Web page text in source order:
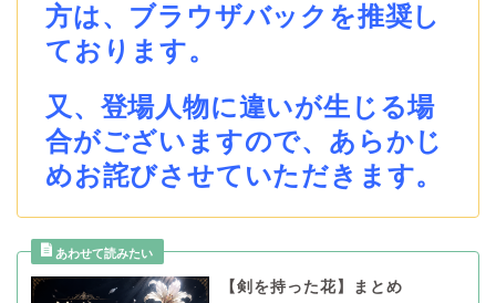
方は、ブラウザバックを推奨し
ております。
又、登場人物に違いが生じる場
合がございますので、あらかじ
めお詫びさせていただきます。
【剣を持った花】まとめ